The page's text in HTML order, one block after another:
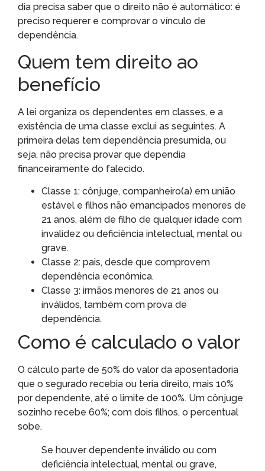
dia precisa saber que o direito não é automático: é
preciso requerer e comprovar o vínculo de
dependência.
Quem tem direito ao
benefício
A lei organiza os dependentes em classes, e a
existência de uma classe exclui as seguintes. A
primeira delas tem dependência presumida, ou
seja, não precisa provar que dependia
financeiramente do falecido.
Classe 1: cônjuge, companheiro(a) em união
estável e filhos não emancipados menores de
21 anos, além de filho de qualquer idade com
invalidez ou deficiência intelectual, mental ou
grave.
Classe 2: pais, desde que comprovem
dependência econômica.
Classe 3: irmãos menores de 21 anos ou
inválidos, também com prova de
dependência.
Como é calculado o valor
O cálculo parte de 50% do valor da aposentadoria
que o segurado recebia ou teria direito, mais 10%
por dependente, até o limite de 100%. Um cônjuge
sozinho recebe 60%; com dois filhos, o percentual
sobe.
Se houver dependente inválido ou com
deficiência intelectual, mental ou grave,